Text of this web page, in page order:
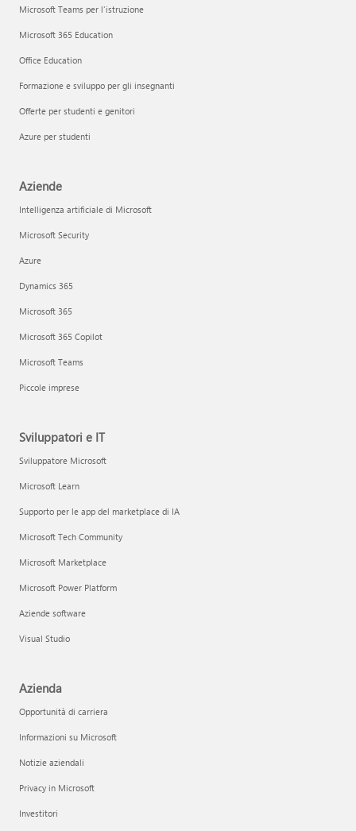
Microsoft Teams per l'istruzione
Microsoft 365 Education
Office Education
Formazione e sviluppo per gli insegnanti
Offerte per studenti e genitori
Azure per studenti
Aziende
Intelligenza artificiale di Microsoft
Microsoft Security
Azure
Dynamics 365
Microsoft 365
Microsoft 365 Copilot
Microsoft Teams
Piccole imprese
Sviluppatori e IT
Sviluppatore Microsoft
Microsoft Learn
Supporto per le app del marketplace di IA
Microsoft Tech Community
Microsoft Marketplace
Microsoft Power Platform
Aziende software
Visual Studio
Azienda
Opportunità di carriera
Informazioni su Microsoft
Notizie aziendali
Privacy in Microsoft
Investitori